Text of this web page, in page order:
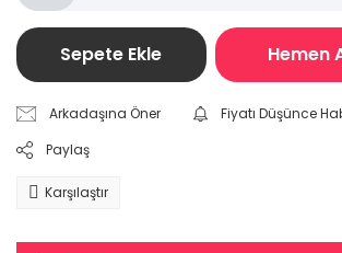
Sepete Ekle Hemen
Arkadaşına Öner
Fiyatı Düşünce
Paylaş
Karşılaştır